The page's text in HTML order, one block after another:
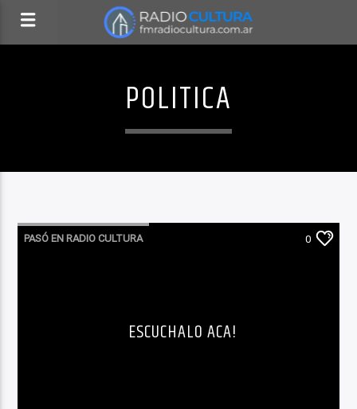
POLITICA
PASÓ EN RADIO CULTURA 0
ESCUCHALO ACA!